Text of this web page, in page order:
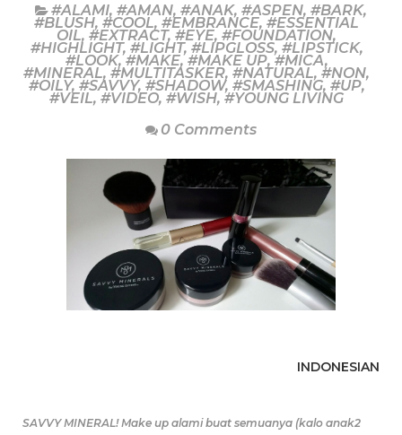
#ALAMI, #AMAN, #ANAK, #ASPEN, #BARK,
#BLUSH, #COOL, #EMBRANCE, #ESSENTIAL
OIL, #EXTRACT, #EYE, #FOUNDATION,
#HIGHLIGHT, #LIGHT, #LIPGLOSS, #LIPSTICK,
#LOOK,#MAKE,#MAKE UP, #MICA,
#MINERAL, #MULTITASKER, #NATURAL, #NON,
#OILY, #SAVVY, #SHADOW, #SMASHING, #UP,
#VEIL, #VIDEO, #WISH, #YOUNG LIVING
0 Comments
INDONESIAN
SAVVY MINERAL! Make up alami buat semuanya (kalo anak2